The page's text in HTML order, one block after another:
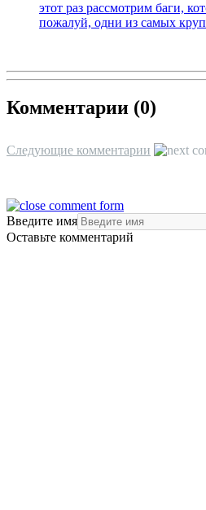
этот раз рассмотрим баги,
пожалуй, одни из самых
Комментарии (0)
Следующие комментарии
Введите имя
Оставьте комментарий